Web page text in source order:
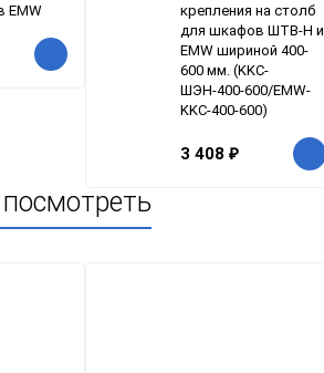
EMW
крепления на столб
для шкафов ШТВ-Н и
EMW шириной 400-
600 мм. (KKC-
ШЭН-400-600/EMW-
KKC-400-600)
3 408 ₽